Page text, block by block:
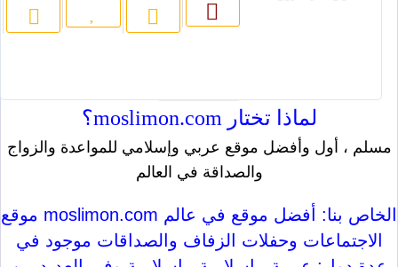
لماذا تختار moslimon.com؟
مسلم ، أول وأفضل موقع عربي وإسلامي للمواعدة والزواج
والصداقة في العالم
موقع moslimon.com الخاص بنا: أفضل موقع في عالم
الاجتماعات وحفلات الزفاف والصداقات موجود في